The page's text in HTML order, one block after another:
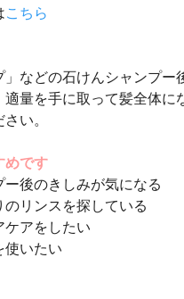
こちら
」などの石けんシャンプー
量を手に取って髪全体に
い。
めです
ー後のきしみが気になる
のリンスを探している
ケアをしたい
使いたい